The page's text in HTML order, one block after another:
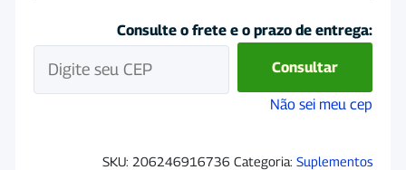
Consulte o frete e o prazo de entrega:
Consultar
Não sei meu cep
SKU: 206246916736 Categoria: Suplementos